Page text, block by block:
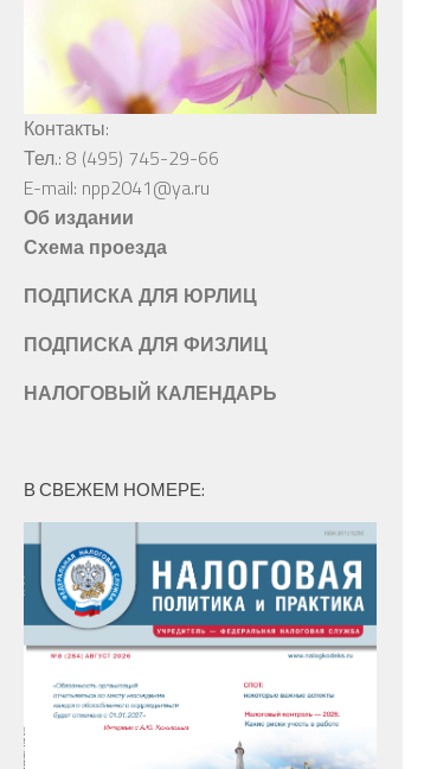
Контакты:
Тел.: 8 (495) 745-29-66
E-mail: npp2041@ya.ru
Об издании
Схема проезда
ПОДПИСКА ДЛЯ ЮРЛИЦ
ПОДПИСКА ДЛЯ ФИЗЛИЦ
НАЛОГОВЫЙ КАЛЕНДАРЬ
В СВЕЖЕМ НОМЕРЕ: